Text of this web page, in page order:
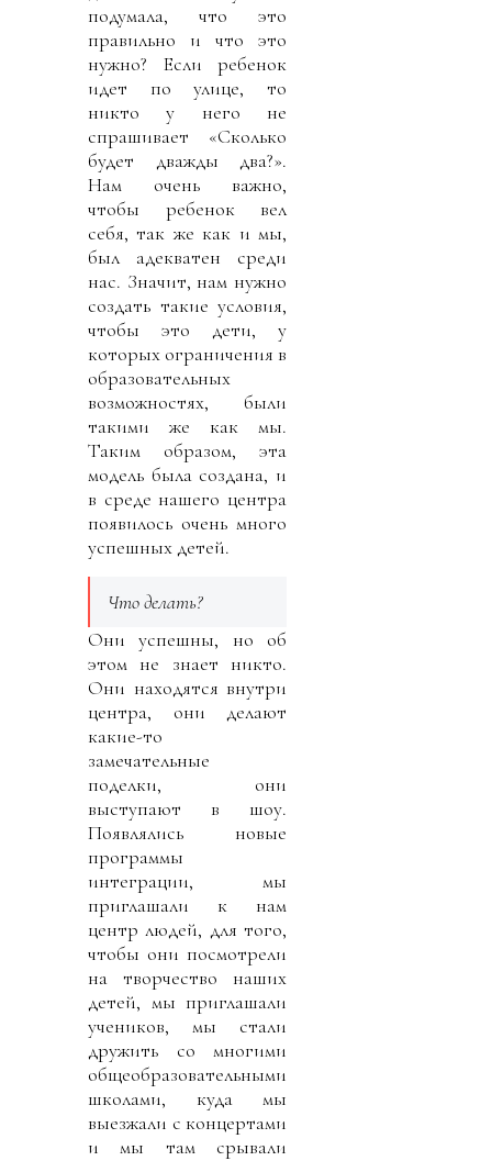
подумала, что это
правильно и что это
нужно? Если ребенок
идет по улице, то
никто у него не
спрашивает «Сколько
будет дважды два?».
Нам очень важно,
чтобы ребенок вел
себя, так же как и мы,
был адекватен среди
нас. Значит, нам нужно
создать такие условия,
чтобы это дети, у
которых ограничения в
образовательных
возможностях, были
такими же как мы.
Таким образом, эта
модель была создана, и
в среде нашего центра
появилось очень много
успешных детей.
Что делать?
Они успешны, но об
этом не знает никто.
Они находятся внутри
центра, они делают
какие-то
замечательные
поделки, они
выступают в шоу.
Появлялись новые
программы
интеграции, мы
приглашали к нам
центр людей, для того,
чтобы они посмотрели
на творчество наших
детей, мы приглашали
учеников, мы стали
дружить со многими
общеобразовательными
школами, куда мы
выезжали с концертами
и мы там срывали